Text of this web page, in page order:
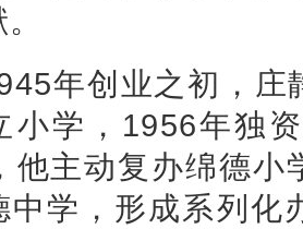
年创业之初，庄
小学，1956年独
他主动复办绵德小
中学，形成系列化